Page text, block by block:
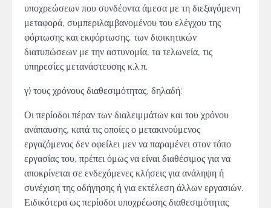
υποχρεώσεων που συνδέοντα άμεσα με τη διεξαγόμενη
μεταφορά, συμπεριλαμβανομένου του ελέγχου της
φόρτωσης και εκφόρτωσης, των διοικητικών
διατυπώσεων με την αστυνομία, τα τελωνεία, τις
υπηρεσίες μετανάστευσης κ.λ.π.
γ) τους χρόνους διαθεσιμότητας, δηλαδή:
Οι περίοδοι πέραν των διαλειμμάτων και του χρόνου
ανάπαυσης, κατά τις οποίες ο μετακινούμενος
εργαζόμενος δεν οφείλει μεν να παραμένει στον τόπο
εργασίας του, πρέπει όμως να είναι διαθέσιμος για να
αποκρίνεται σε ενδεχόμενες κλήσεις για ανάληψη ή
συνέχιση της οδήγησης ή για εκτέλεση άλλων εργασιών.
Ειδικότερα ως περίοδοι υποχρέωσης διαθεσιμότητας